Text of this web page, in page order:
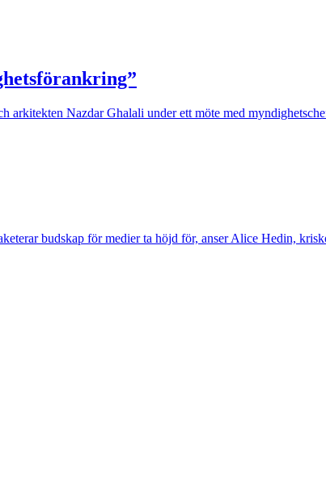
Nazdar Ghalali under ett möte med
budskap för medier ta höjd för, anser Alice Hedin,